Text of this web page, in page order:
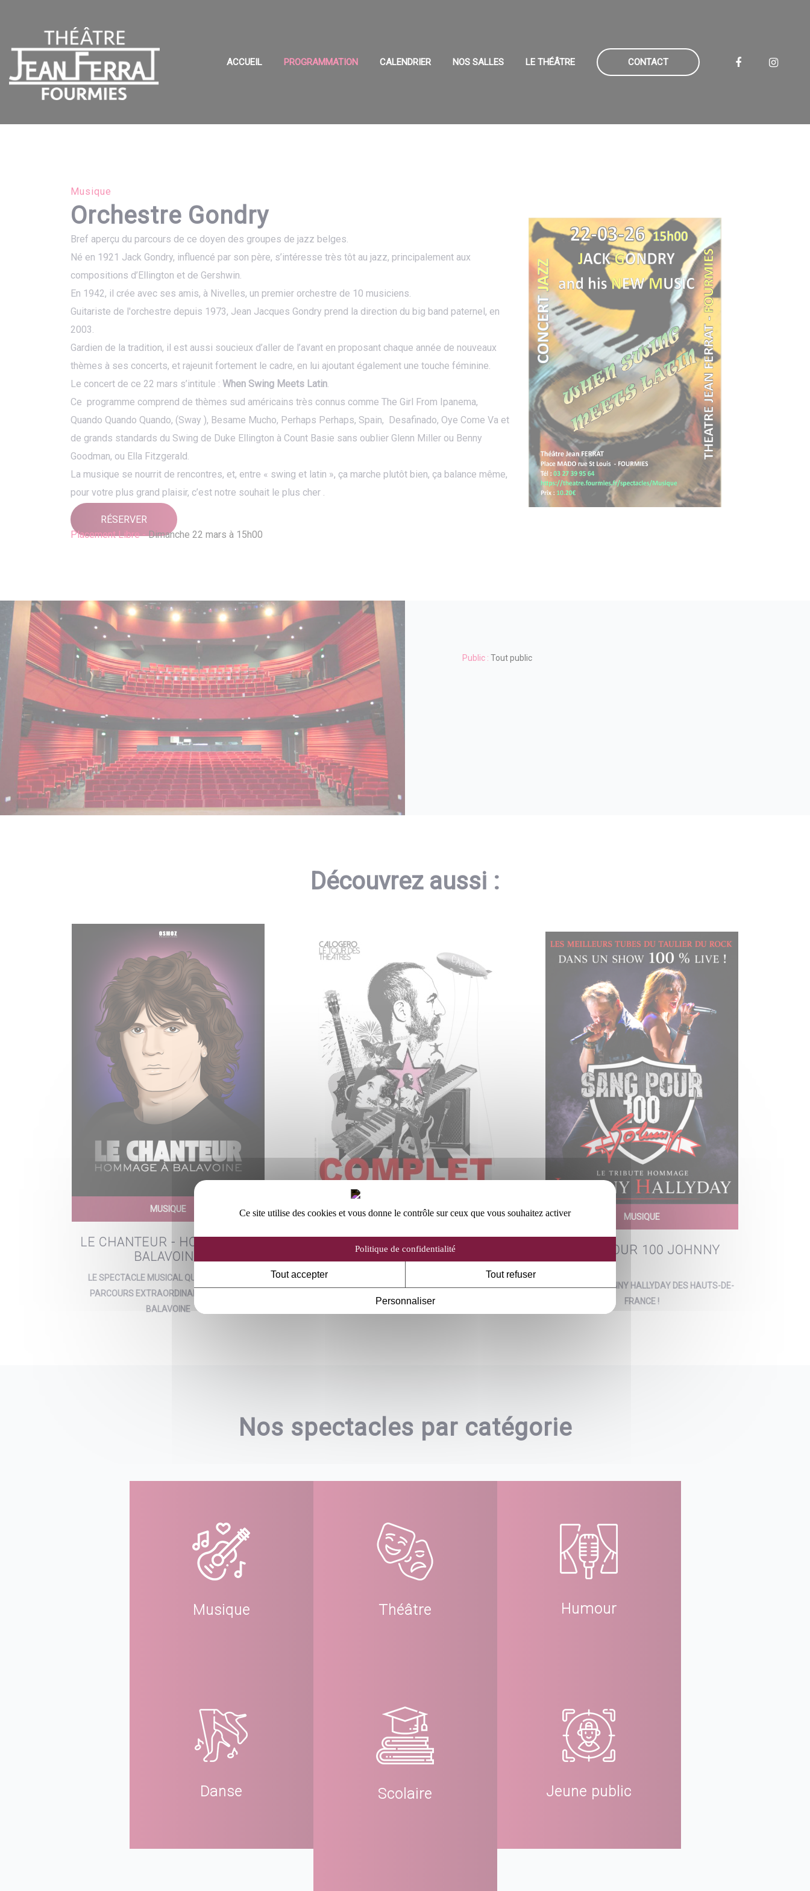
ACCUEIL PROGRAMMATION CALENDRIER NOS SALLES LE THÉÂTRE CONTACT
Musique
Orchestre Gondry
Bref aperçu du parcours de ce doyen des groupes de jazz belges.
Né en 1921 Jack Gondry, influencé par son père, s’intéresse très tôt au jazz, principalement aux
compositions d’Ellington et de Gershwin.
En 1942, il crée avec ses amis, à Nivelles, un premier orchestre de 10 musiciens.
Guitariste de l'orchestre depuis 1973, Jean Jacques Gondry prend la direction du big band paternel, en
2003.
Gardien de la tradition, il est aussi soucieux d’aller de l’avant en proposant chaque année de nouveaux
thèmes à ses concerts, et rajeunit fortement le cadre, en lui ajoutant également une touche féminine.
Le concert de ce 22 mars s’intitule : When Swing Meets Latin.
Ce programme comprend de thèmes sud américains très connus comme The Girl From Ipanema,
Quando Quando Quando, (Sway ), Besame Mucho, Perhaps Perhaps, Spain, Desafinado, Oye Come Va et
de grands standards du Swing de Duke Ellington à Count Basie sans oublier Glenn Miller ou Benny
Goodman, ou Ella Fitzgerald.
La musique se nourrit de rencontres, et, entre « swing et latin », ça marche plutôt bien, ça balance même,
pour votre plus grand plaisir, c’est notre souhait le plus cher .
RÉSERVER
Placement Libre -Dimanche 22 mars à 15h00
Public : Tout public
Découvrez aussi :
MUSIQUE
LE CHANTEUR - HOMMAGE À
BALAVOINE
LE SPECTACLE MUSICAL QUI RETRACE LE
PARCOURS EXTRAORDINAIRE DE DANIEL
BALAVOINE
CALOGERO
MUSIQUE
SANG POUR 100 JOHNNY
LE TRIBUTE JOHNNY HALLYDAY DES HAUTS-DE-
FRANCE !
Nos spectacles par catégorie
Musique Théâtre Humour
Danse Scolaire Jeune public
Ce site utilise des cookies et vous donne le contrôle sur ceux que vous souhaitez activer
Politique de confidentialité
Tout accepter Tout refuser
Personnaliser